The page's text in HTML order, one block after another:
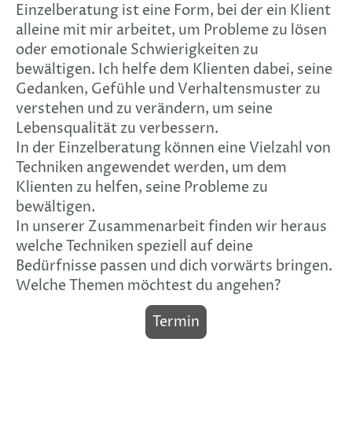
Einzelberatung ist eine Form, bei der ein Klient
alleine mit mir arbeitet, um Probleme zu lösen
oder emotionale Schwierigkeiten zu
bewältigen. Ich helfe dem Klienten dabei, seine
Gedanken, Gefühle und Verhaltensmuster zu
verstehen und zu verändern, um seine
Lebensqualität zu verbessern.
In der Einzelberatung können eine Vielzahl von
Techniken angewendet werden, um dem
Klienten zu helfen, seine Probleme zu
bewältigen.
In unserer Zusammenarbeit finden wir heraus
welche Techniken speziell auf deine
Bedürfnisse passen und dich vorwärts bringen.
Welche Themen möchtest du angehen?
Termin